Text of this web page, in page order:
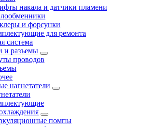
накала и датчики пламени
и форсунки
для ремонта
система
и разъемы
проводов
нагнетатели
помпы